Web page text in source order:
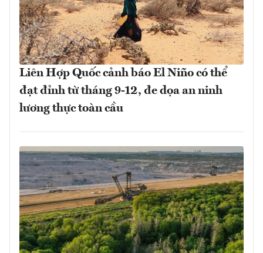
Liên Hợp Quốc cảnh báo El Niño có thể
đạt đỉnh từ tháng 9-12, đe dọa an ninh
lương thực toàn cầu